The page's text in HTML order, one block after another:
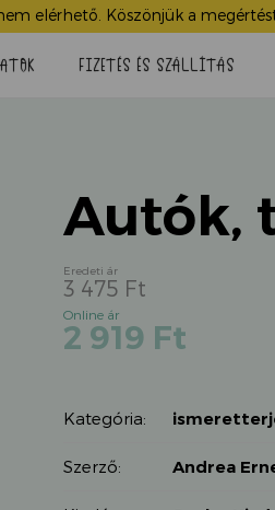
elérhető. Köszönjük a
FIZETÉS ÉS SZÁLLÍTÁS
Autók,
3 475 Ft
price
was:
2 919 Ft
919 Ft.
Kategória:
Szerző: Andrea